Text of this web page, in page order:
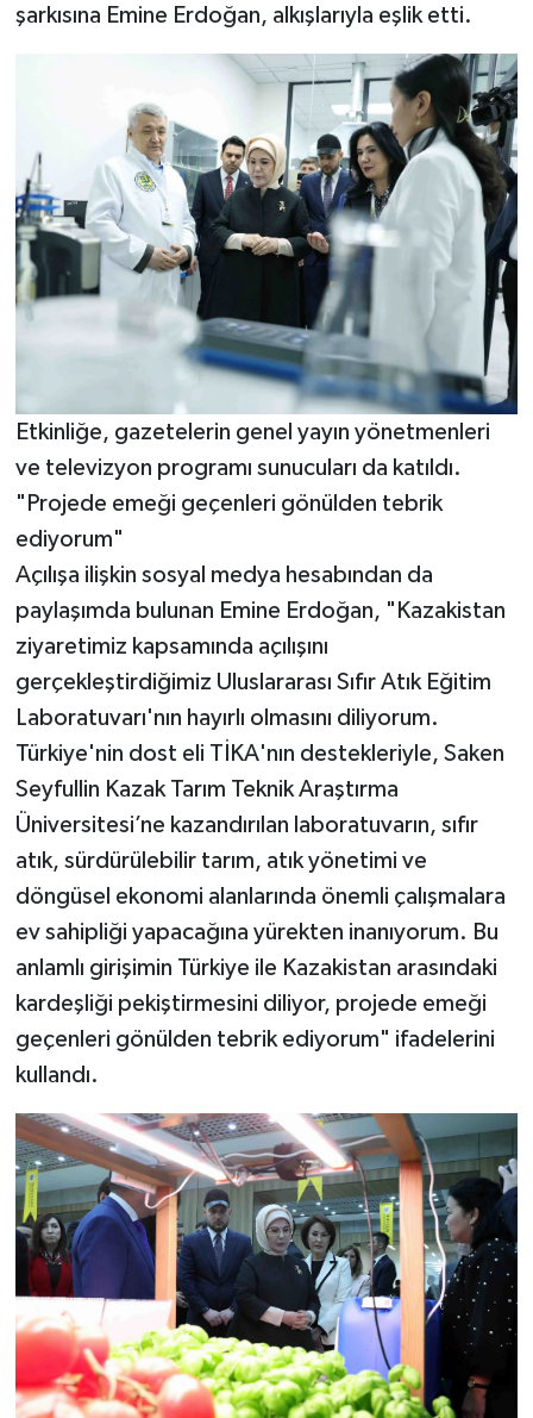
şarkısına Emine Erdoğan, alkışlarıyla eşlik etti.
Etkinliğe, gazetelerin genel yayın yönetmenleri
ve televizyon programı sunucuları da katıldı.
"Projede emeği geçenleri gönülden tebrik
ediyorum"
Açılışa ilişkin sosyal medya hesabından da
paylaşımda bulunan Emine Erdoğan, "Kazakistan
ziyaretimiz kapsamında açılışını
gerçekleştirdiğimiz Uluslararası Sıfır Atık Eğitim
Laboratuvarı'nın hayırlı olmasını diliyorum.
Türkiye'nin dost eli TİKA'nın destekleriyle, Saken
Seyfullin Kazak Tarım Teknik Araştırma
Üniversitesi’ne kazandırılan laboratuvarın, sıfır
atık, sürdürülebilir tarım, atık yönetimi ve
döngüsel ekonomi alanlarında önemli çalışmalara
ev sahipliği yapacağına yürekten inanıyorum. Bu
anlamlı girişimin Türkiye ile Kazakistan arasındaki
kardeşliği pekiştirmesini diliyor, projede emeği
geçenleri gönülden tebrik ediyorum" ifadelerini
kullandı.